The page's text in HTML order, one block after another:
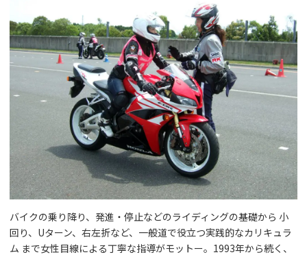
バイクの乗り降り、発進・停止などのライディングの基礎から 小
回り、Uターン、右左折など、一般道で役立つ実践的なカリキュラ
ム まで女性目線による丁寧な指導がモットー。1993年から続く、